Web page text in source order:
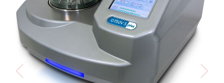
Previous Next